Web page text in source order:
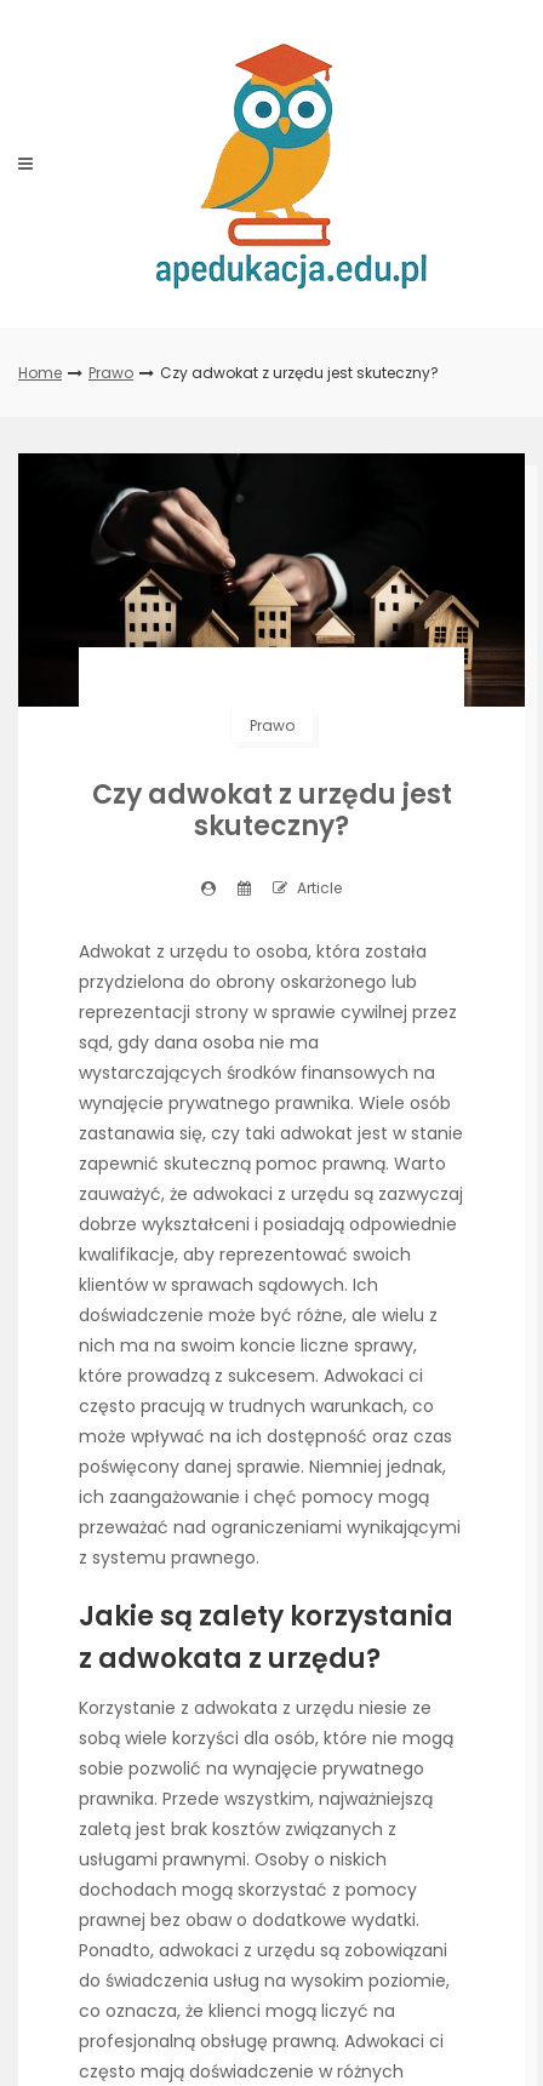
Home Prawo Czy adwokat z urzędu jest skuteczny?
Prawo
Czy adwokat z urzędu jest
skuteczny?
Article
Adwokat z urzędu to osoba, która została
przydzielona do obrony oskarżonego lub
reprezentacji strony w sprawie cywilnej przez
sąd, gdy dana osoba nie ma
wystarczających środków finansowych na
wynajęcie prywatnego prawnika. Wiele osób
zastanawia się, czy taki adwokat jest w stanie
zapewnić skuteczną pomoc prawną. Warto
zauważyć, że adwokaci z urzędu są zazwyczaj
dobrze wykształceni i posiadają odpowiednie
kwalifikacje, aby reprezentować swoich
klientów w sprawach sądowych. Ich
doświadczenie może być różne, ale wielu z
nich ma na swoim koncie liczne sprawy,
które prowadzą z sukcesem. Adwokaci ci
często pracują w trudnych warunkach, co
może wpływać na ich dostępność oraz czas
poświęcony danej sprawie. Niemniej jednak,
ich zaangażowanie i chęć pomocy mogą
przeważać nad ograniczeniami wynikającymi
z systemu prawnego.
Jakie są zalety korzystania
z adwokata z urzędu?
Korzystanie z adwokata z urzędu niesie ze
sobą wiele korzyści dla osób, które nie mogą
sobie pozwolić na wynajęcie prywatnego
prawnika. Przede wszystkim, najważniejszą
zaletą jest brak kosztów związanych z
usługami prawnymi. Osoby o niskich
dochodach mogą skorzystać z pomocy
prawnej bez obaw o dodatkowe wydatki.
Ponadto, adwokaci z urzędu są zobowiązani
do świadczenia usług na wysokim poziomie,
co oznacza, że klienci mogą liczyć na
profesjonalną obsługę prawną. Adwokaci ci
często mają doświadczenie w różnych